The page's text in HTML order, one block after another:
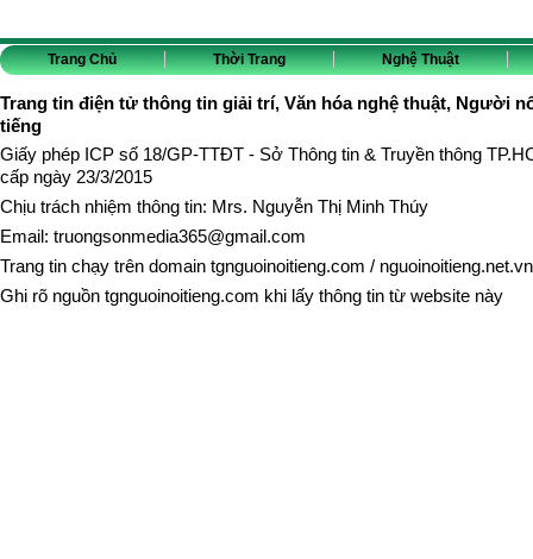
Trang Chủ Thời Trang Nghệ Thuật
Trang tin điện tử thông tin giải trí, Văn hóa nghệ thuật, Người
tiếng
Giấy phép ICP số 18/GP-TTĐT - Sở Thông tin & Truyền thông
cấp ngày 23/3/2015
Chịu trách nhiệm thông tin: Mrs. Nguyễn Thị Minh Thúy
Email: truongsonmedia365@gmail.com
Trang tin chạy trên domain tgnguoinoitieng.com / nguoinoitieng.net.vn
Ghi rõ nguồn tgnguoinoitieng.com khi lấy thông tin từ website này